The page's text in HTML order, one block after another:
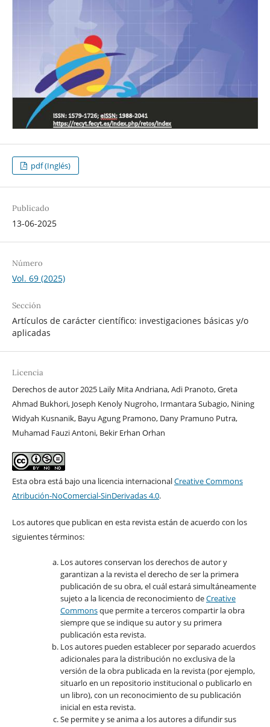
pdf (Inglés)
Publicado
13-06-2025
Número
Vol. 69 (2025)
Sección
Artículos de carácter científico: investigaciones básicas y/o
aplicadas
Licencia
Derechos de autor 2025 Laily Mita Andriana, Adi Pranoto, Greta
Ahmad Bukhori, Joseph Kenoly Nugroho, Irmantara Subagio, Nining
Widyah Kusnanik, Bayu Agung Pramono, Dany Pramuno Putra,
Muhamad Fauzi Antoni, Bekir Erhan Orhan
Esta obra está bajo una licencia internacionalCreative Commons
Atribución-NoComercial-SinDerivadas 4.0.
Los autores que publican en esta revista están de acuerdo con los
siguientes términos:
Los autores conservan los derechos de autor y
garantizan a la revista el derecho de ser la primera
publicación de su obra, el cuál estará simultáneamente
sujeto a la licencia de reconocimiento deCreative
Commonsque permite a terceros compartir la obra
siempre que se indique su autor y su primera
publicación esta revista.
Los autores pueden establecer por separado acuerdos
adicionales para la distribución no exclusiva de la
versión de la obra publicada en la revista (por ejemplo,
situarlo en un repositorio institucional o publicarlo en
un libro), con un reconocimiento de su publicación
inicial en esta revista.
Se permite y se anima a los autores a difundir sus